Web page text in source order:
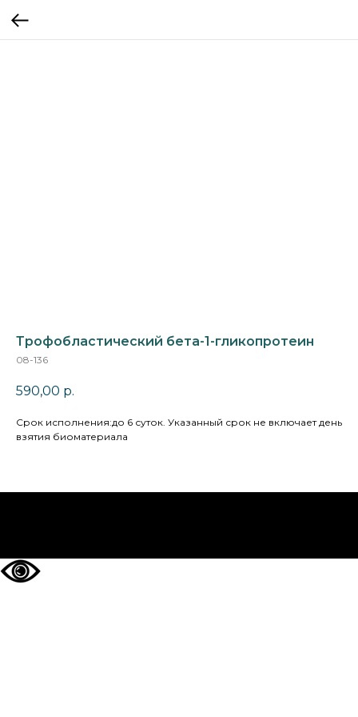
Трофобластический бета-1-гликопротеин
08-136
590,00 р.
Cрок исполнения:до 6 суток. Указанный срок не включает день
взятия биоматериала